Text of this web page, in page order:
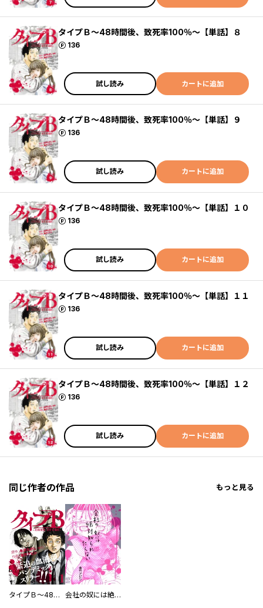
タイプＢ～48時間後、致死率100％～【単話】８
136
ポイント
試し読み カートに追加
タイプＢ～48時間後、致死率100％～【単話】９
136
ポイント
試し読み カートに追加
タイプＢ～48時間後、致死率100％～【単話】１０
136
ポイント
試し読み カートに追加
タイプＢ～48時間後、致死率100％～【単話】１１
136
ポイント
試し読み カートに追加
タイプＢ～48時間後、致死率100％～【単話】１２
136
ポイント
試し読み カートに追加
同じ作者の作品 もっと見る
タイプＢ～48時間後、致死率100％～ 会社の奴には絶対知られたくない